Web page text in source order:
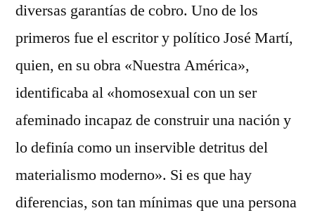
diversas garantías de cobro. Uno de los
primeros fue el escritor y político José Martí,
quien, en su obra «Nuestra América»,
identificaba al «homosexual con un ser
afeminado incapaz de construir una nación y
lo definía como un inservible detritus del
materialismo moderno». Si es que hay
diferencias, son tan mínimas que una persona